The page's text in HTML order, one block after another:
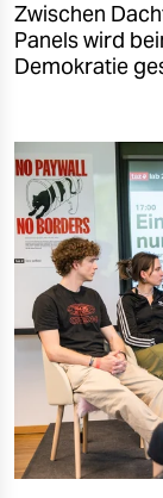
Zwischen
Panels wird
Demokratie